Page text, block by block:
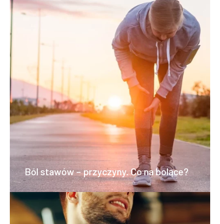
Ból stawów – przyczyny. Co na bolące?